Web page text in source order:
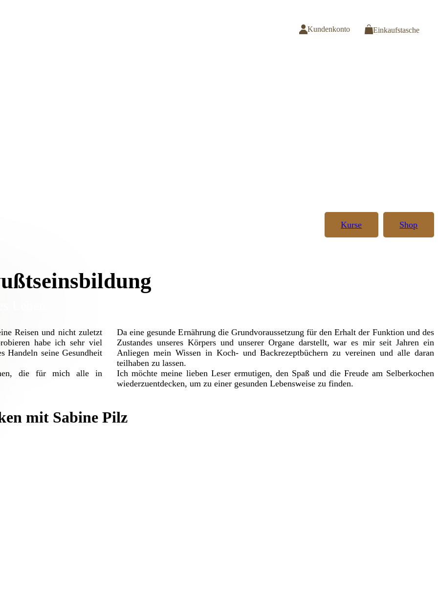
Kundenkonto Einkaufstasche
Shop
Kurse
Reisen und nicht zuletzt
habe ich sehr viel
Handeln seine Gesundheit
die für mich alle in
Da eine gesunde Ernährung die Grundvoraussetzung für den Erhalt der Funktion und des
Zustandes unseres Körpers und unserer Organe darstellt, war es mir seit Jahren ein
Anliegen mein Wissen in Koch- und Backrezeptbüchern zu vereinen und alle daran
teilhaben zu lassen.
Ich möchte meine lieben Leser ermutigen, den Spaß und die Freude am Selberkochen
wiederzuentdecken, um zu einer gesunden Lebensweise zu finden.
mit Sabine Pilz